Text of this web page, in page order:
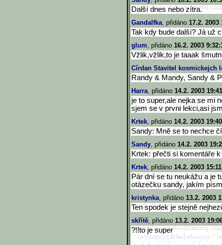
Další dnes nebo zítra.
Gandalfka, přidáno 17.2. 2003
Tak kdy bude další? Já už
glum, přidáno 16.2. 2003
Vžlik,vžlik,to je taaak
Círdan Stavitel kosmickejch
Randy & Mandy, Sandy &
Harra, přidáno 14.2. 2003
je to super,ale nejka se mi
sjem se v prvni lekci,asi
Krtek, přidáno 14.2. 2003
Sandy: Mně se to nechce
Sandy, přidáno 14.2. 2003
Krtek: přečti si komentáře
Krtek, přidáno 14.2. 2003
Pár dní se tu neukážu a je
otázečku sandy, jakím
kristynka, přidáno 13.2. 2003
Ten spodek je stejně
skřítě, přidáno 13.2. 2003
?!!to je super